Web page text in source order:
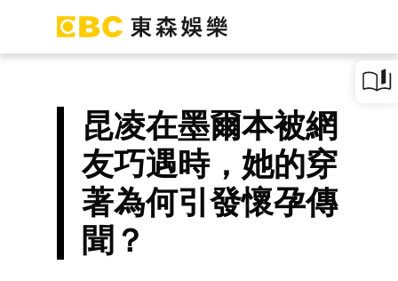
昆凌在墨爾本被網
友巧遇時，她的穿
著為何引發懷孕傳
聞？